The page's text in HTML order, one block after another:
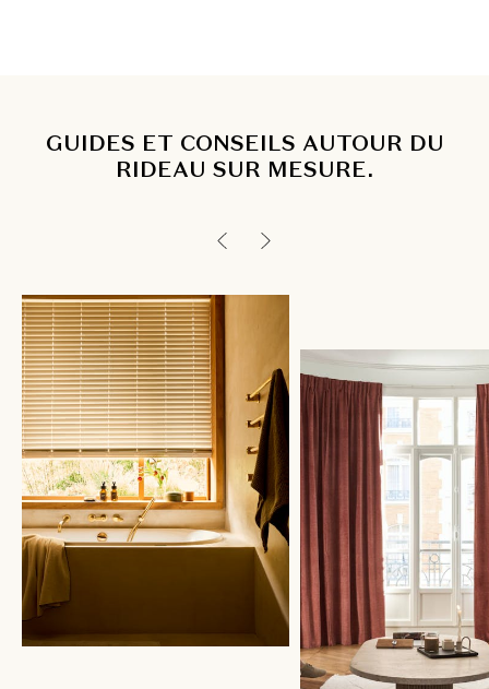
GUIDES ET CONSEILS AUTOUR DU
RIDEAU SUR MESURE.